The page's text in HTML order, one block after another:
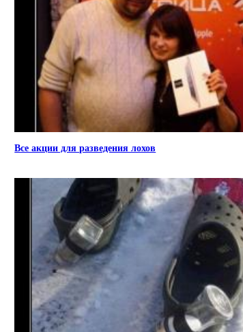
Все акции для разведения лохов